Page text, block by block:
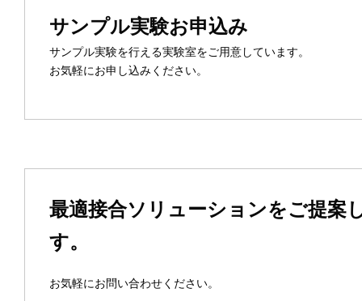
サンプル実験お申込み
サンプル実験を行える実験室をご用意しています。
お気軽にお申し込みください。
最適接合ソリューションをご提案
す。
お気軽にお問い合わせください。